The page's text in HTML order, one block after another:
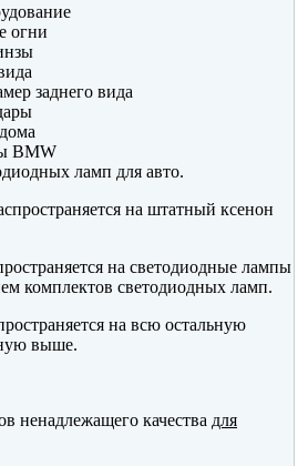
огни
заднего вида
BMW
ламп для авто.
на штатный ксенон
на светодиодные лампы
комплектов светодиодных ламп.
на всю остальную
выше.
ненадлежащего качества для